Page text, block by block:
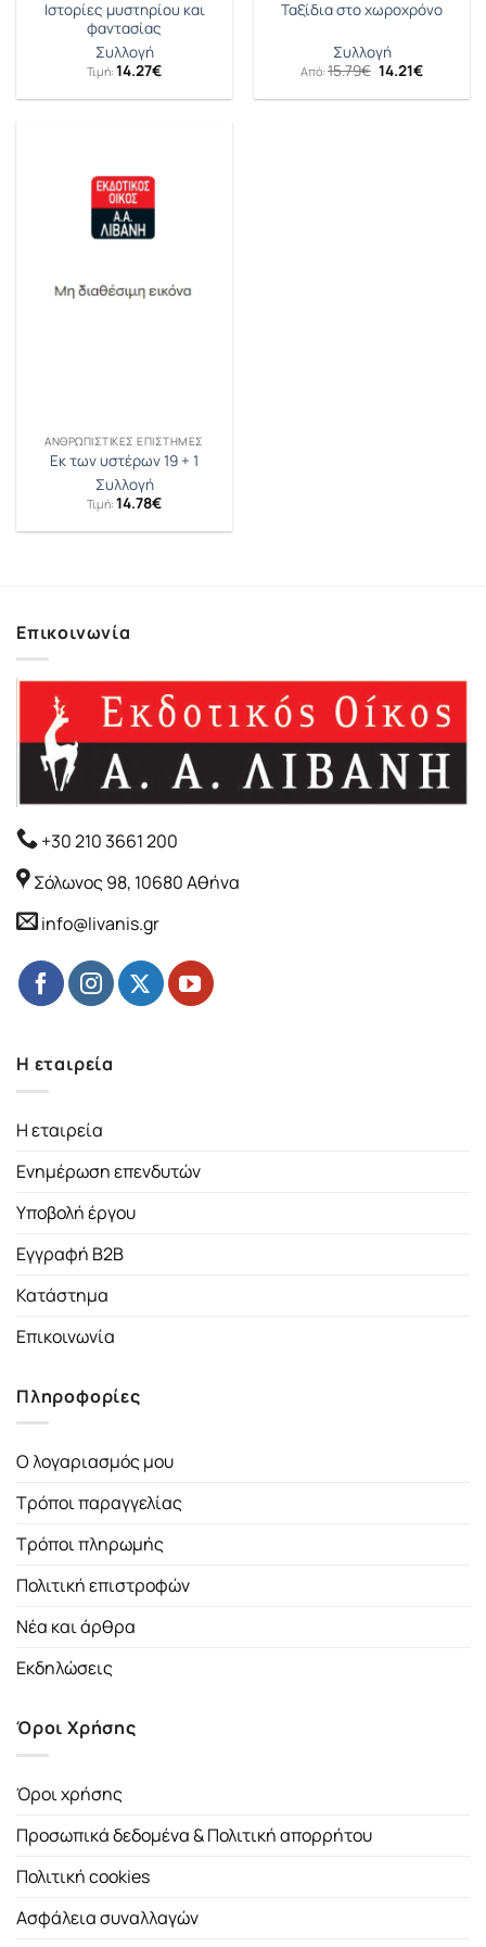
Ιστορίες μυστηρίου και
φαντασίας
Συλλογή
Τιμή: 14.27€
Ταξίδια στο χωροχρόνο
Συλλογή
Από: 15.79€ Original
was:
14.21€Η
τιμή
ΑΝΘΡΩΠΙΣΤΙΚΈΣ ΕΠΙΣΤΉΜΕΣ
Εκ των υστέρων 19 + 1
Συλλογή
Τιμή: 14.78€
Επικοινωνία
+30 210 3661 200
Σόλωνος 98, 10680 Αθήνα
info@livanis.gr
Η εταιρεία
Η εταιρεία
Ενημέρωση επενδυτών
Υποβολή έργου
Εγγραφή B2B
Κατάστημα
Επικοινωνία
Πληροφορίες
Ο λογαριασμός μου
Τρόποι παραγγελίας
Τρόποι πληρωμής
Πολιτική επιστροφών
Νέα και άρθρα
Εκδηλώσεις
Όροι Χρήσης
Όροι χρήσης
Προσωπικά δεδομένα & Πολιτική απορρήτου
Πολιτική cookies
Ασφάλεια συναλλαγών